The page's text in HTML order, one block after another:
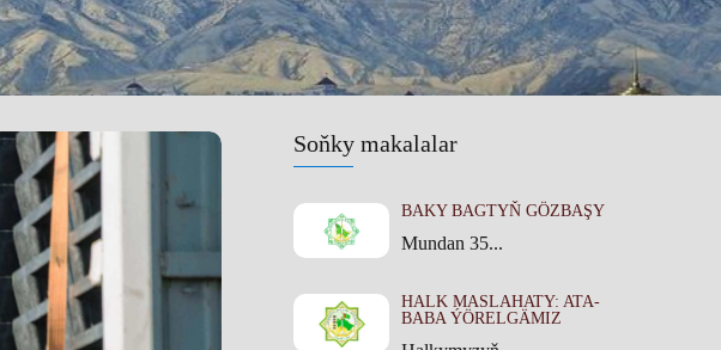
Soňky makalalar
BAKY BAGTYŇ GÖZBAŞY
Mundan 35...
HALK MASLAHATY: ATA-
BABA ÝÖRELGÄMIZ